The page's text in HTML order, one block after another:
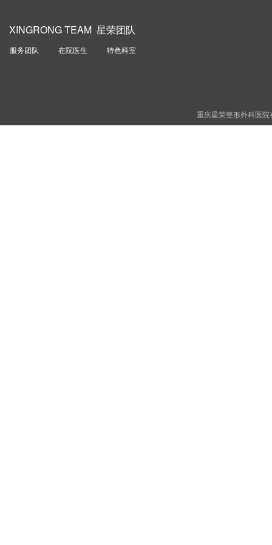
XINGRONG TEAM 星荣团队
服务团队 在院医生 特色科室
重庆星荣整形外科医